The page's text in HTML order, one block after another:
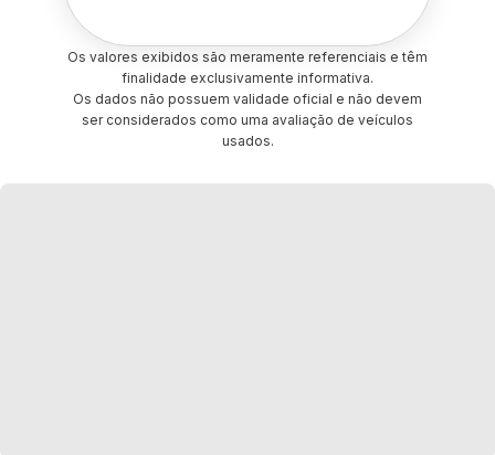
Os valores exibidos são meramente referenciais e têm
finalidade exclusivamente informativa.
Os dados não possuem validade oficial e não devem
ser considerados como uma avaliação de veículos
usados.